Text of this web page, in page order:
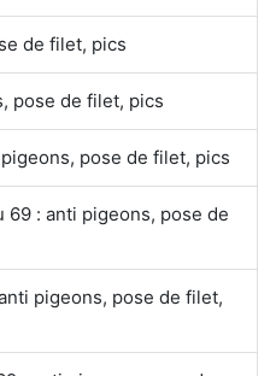
de filet, pics
pose de filet, pics
pose de filet, pics
: anti pigeons, pose de
pigeons, pose de filet,